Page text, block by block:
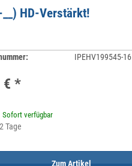
HD-Verstärkt!
IPEHV199545-16
€*
Sofort verfügbar
Tage
Zum Artikel